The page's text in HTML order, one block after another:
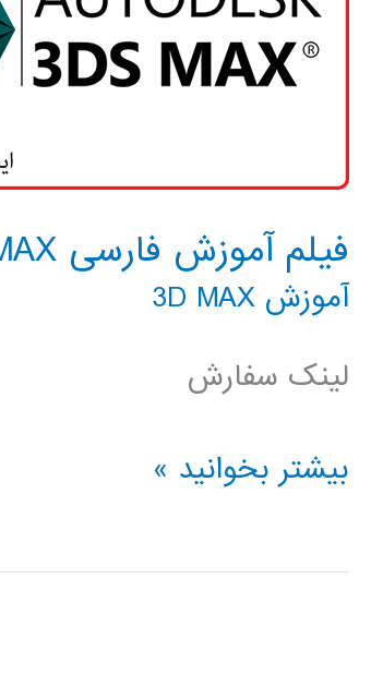
فیلم آموزش فارسی 3Ds MAX
آموزش 3D MAX
لینک سفارش
فیلم
فارسی
بیشتر بخوانید »